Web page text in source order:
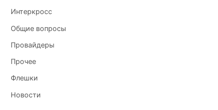
Интеркросс
Общие вопросы
Провайдеры
Прочее
Флешки
Новости